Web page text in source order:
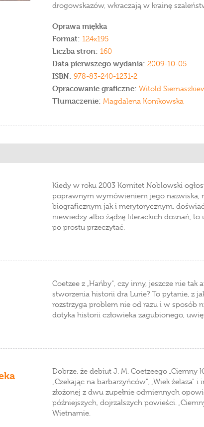
drogowskazów, wkraczają w krainę
Oprawa miękka
Format: 124x195
Liczba stron: 160
Data pierwszego wydania: 2009-10-05
ISBN: 978-83-240-1231-2
Opracowanie graficzne: Witold
Tłumaczenie: Magdalena Konikowska
Kiedy w roku 2003 Komitet Noblowski
poprawnym wymówieniem jego nazwiska,
biograficznym jak i merytorycznym,
niewiedzy albo żądzę literackich doznań,
po prostu przeczytać.
Coetzee z „Hańby", czy inny, jeszcze nie
stworzenia historii dra Lurie? To pytanie, z
rozstrzyga problem nie od razu i w sposób
dotyka historii człowieka zagubionego,
Dobrze, że debiut J. M. Coetzeego „Ciemny
„Czekając na barbarzyńców", „Wiek
złożonej z dwu zupełnie odmiennych
późniejszych, dojrzalszych powieści.
Wietnamie.